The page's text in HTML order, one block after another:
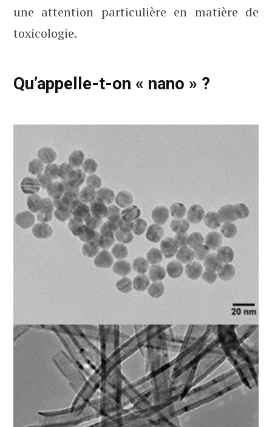
une attention particulière en matière de
toxicologie.
Qu’appelle-t-on « nano » ?